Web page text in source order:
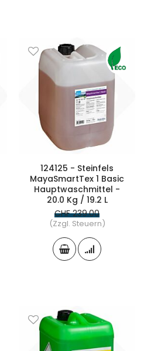
124125 - Steinfels
MayaSmartTex 1 Basic
Hauptwaschmittel -
20.0 Kg / 19.2 L
CHF 239.00
(Zzgl. Steuern)